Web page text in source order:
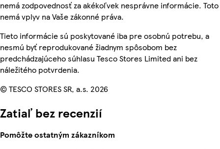
nemá zodpovednosť za akékoľvek nesprávne informácie. Toto
nemá vplyv na Vaše zákonné práva.
Tieto informácie sú poskytované iba pre osobnú potrebu, a
nesmú byť reprodukované žiadnym spôsobom bez
predchádzajúceho súhlasu Tesco Stores Limited ani bez
náležitého potvrdenia.
© TESCO STORES SR, a.s. 2026
Zatiaľ bez recenzií
Pomôžte ostatným zákazníkom